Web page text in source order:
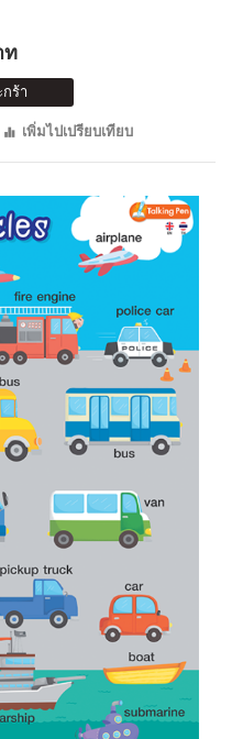
ท
ร้า
เพิ่มไปเปรียบเทียบ